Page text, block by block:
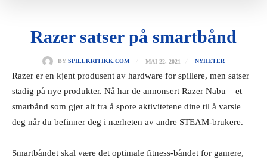
Razer satser på smartbånd
BY SPILLKRITIKK.COM MAI 22, 2021 NYHETER
Razer er en kjent produsent av hardware for spillere, men satser
stadig på nye produkter. Nå har de annonsert Razer Nabu – et
smarbånd som gjør alt fra å spore aktivitetene dine til å varsle
deg når du befinner deg i nærheten av andre STEAM-brukere.
Smartbåndet skal være det optimale fitness-båndet for gamere,